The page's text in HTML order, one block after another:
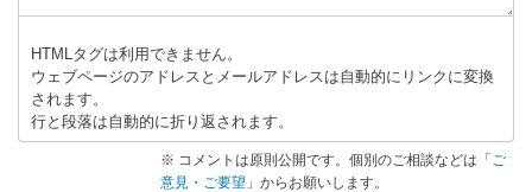
HTMLタグは利用できません。
ウェブページのアドレスとメールアドレスは自動的にリンクに変換
されます。
行と段落は自動的に折り返されます。
※ コメントは原則公開です。個別のご相談などは「 ご
意見・ご要望 」からお願いします。